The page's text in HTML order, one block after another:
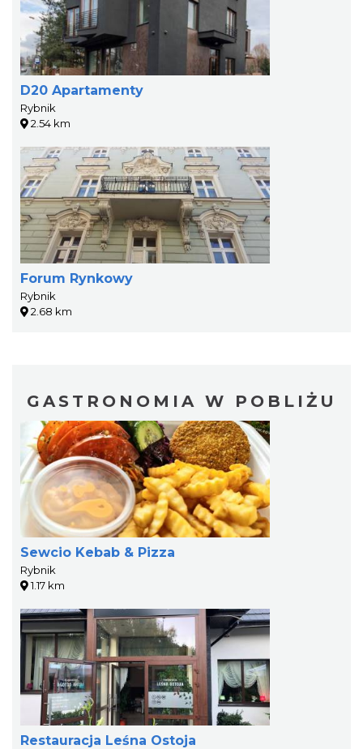
D20 Apartamenty
Rybnik
2.54 km
Forum Rynkowy
Rybnik
2.68 km
GASTRONOMIA W POBLIŻU
Sewcio Kebab & Pizza
Rybnik
1.17 km
Restauracja Leśna Ostoja